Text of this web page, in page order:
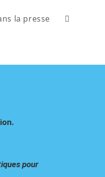
la presse
pour